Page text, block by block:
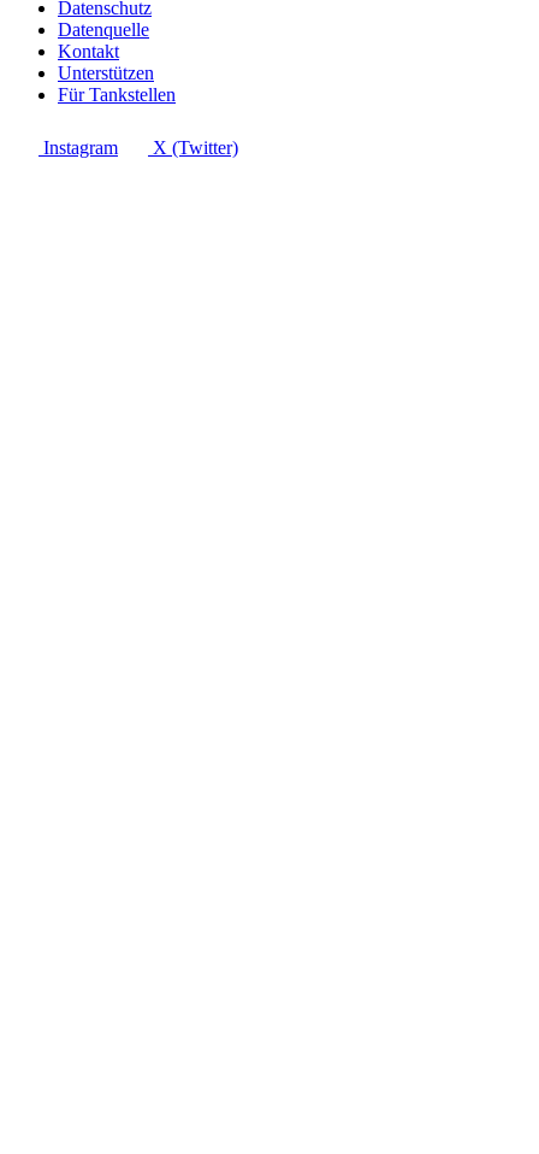
Datenschutz
Datenquelle
Kontakt
Unterstützen
Für Tankstellen
Instagram X (Twitter)